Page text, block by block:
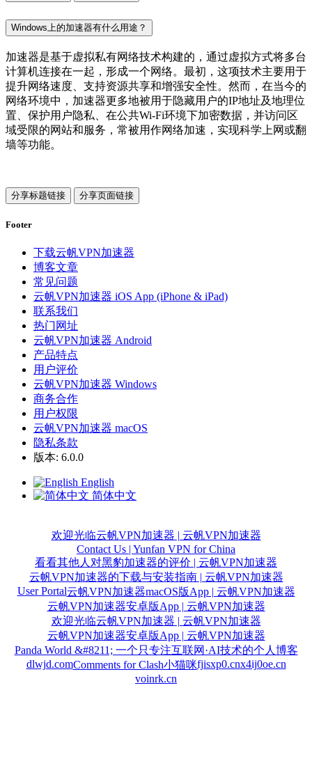
Windows上的加速器有什么用途？
加速器是基于虚拟私有网络技术构建的，通过虚拟方式将多台
计算机连接在一起，形成一个网络。最初，这项技术主要用于
提升网络速度、支持资源共享和增强安全性。然而，在当今的
网络环境中，加速器更多地被用于隐藏用户的IP地址及地理位
置、保护用户隐私、在公共Wi-Fi环境下加密数据，并访问区
域受限的网站和服务，常被用作网络加速，实现科学上网或翻
墙等功能。
分享标题链接 分享页面链接
Footer
下载云帆VPN加速器
博客文章
常见问题
云帆VPN加速器 iOS App (iPhone & iPad)
联系我们
热门网址
云帆VPN加速器 Android
产品特点
用户评价
云帆VPN加速器 Windows
商务合作
用户权限
云帆VPN加速器 macOS
隐私条款
版本: 6.0.0
English
简体中文
欢迎光临云帆VPN加速器 | 云帆VPN加速器
Contact Us | Yunfan VPN for China
看看其他人对黑豹加速器的评价 | 云帆VPN加速器
云帆VPN加速器的下载与安装指南 | 云帆VPN加速器
User Portal云帆VPN加速器macOS版App | 云帆VPN加速器
云帆VPN加速器安卓版App | 云帆VPN加速器
欢迎光临云帆VPN加速器 | 云帆VPN加速器
云帆VPN加速器安卓版App | 云帆VPN加速器
Panda World &#8211; 一个只专注互联网·AI技术的个人博客
dlwjd.comComments for Clash小猫咪fjisxp0.cnx4ij0oe.cn
voinrk.cn